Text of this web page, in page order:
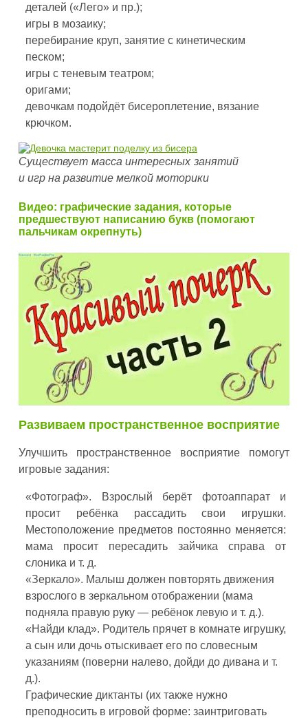
деталей («Лего» и пр.);
игры в мозаику;
перебирание круп, занятие с кинетическим
песком;
игры с теневым театром;
оригами;
девочкам подойдёт бисероплетение, вязание
крючком.
Существует масса интересных занятий
и игр на развитие мелкой моторики
Видео: графические задания, которые
предшествуют написанию букв (помогают
пальчикам окрепнуть)
Развиваем пространственное восприятие
Улучшить пространственное восприятие помогут
игровые задания:
«Фотограф». Взрослый берёт фотоаппарат и
просит ребёнка рассадить свои игрушки.
Местоположение предметов постоянно меняется:
мама просит пересадить зайчика справа от
слоника и т. д.
«Зеркало». Малыш должен повторять движения
взрослого в зеркальном отображении (мама
подняла правую руку — ребёнок левую и т. д.).
«Найди клад». Родитель прячет в комнате игрушку,
а сын или дочь отыскивает его по словесным
указаниям (поверни налево, дойди до дивана и т.
д.).
Графические диктанты (их также нужно
преподносить в игровой форме: заинтриговать